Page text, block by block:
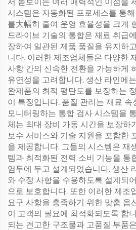
시스템은 자동화된 프로세스를 통
를大幅히 줄여 운영 효율성을 크게
드라이브 기술의 통합은 재료 취급
장하여 일관된 제품 품질을 유지하
니다. 이러한 제조업체들은 다양한
사항 간의 신속한 전환을 가능하게
유연성을 고려합니다. 생산 라인에
완제품의 최적 평탄도를 보장하는
이 특징입니다. 품질 관리는 재료
모니터링하는 통합 검사 시스템을
체는 최대 장비 가동 시간을 보장하
보수 서비스와 기술 지원을 포함한
을 제공합니다. 그들의 시스템은 재
템과 최적화된 전력 소비 기능을 통
염두에 두고 설계되었습니다. 생산
와 수정 사항을 수용하도록 설계되
으로 보호합니다. 또한 이러한 제조
요구 사항을 충족하기 위한 맞춤 옵
이 고객의 필요에 최적화되도록 합
되는 견고한 구조물과 고품질 부품